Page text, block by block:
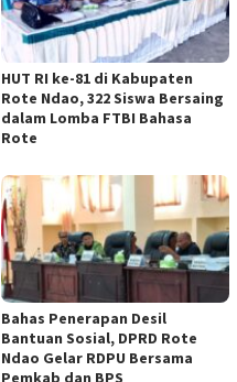
HUT RI ke-81 di Kabupaten
Rote Ndao, 322 Siswa Bersaing
dalam Lomba FTBI Bahasa
Rote
Bahas Penerapan Desil
Bantuan Sosial, DPRD Rote
Ndao Gelar RDPU Bersama
Pemkab dan BPS